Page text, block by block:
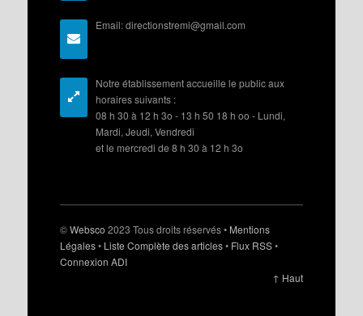
Email: directionstremi@gmail.com
Notre établissement accueille le public aux
horaires suivants :
08 h 30 à 12 h 3o - 13 h 50 18 h oo - Lundi,
Mardi, Jeudi, Vendredi
et le mercredi de 8 h 30 à 12 h 3o
©Websco 2023 Tous droits réservés • Mentions
Légales• Liste Complète des articles• Flux RSS•
Connexion ADI
↑ Haut